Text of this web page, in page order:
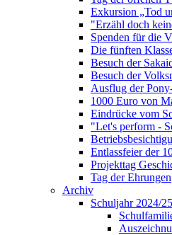
Exkursion „Tod
"Erzähl doch
Spenden für die
Die fünften
Besuch der
Besuch der
Ausflug der
1000 Euro von
Eindrücke vom
"Let's perform -
Entlassfeier der
Projekttag
Tag der Ehrungen
Archiv
Schuljahr 2024/25